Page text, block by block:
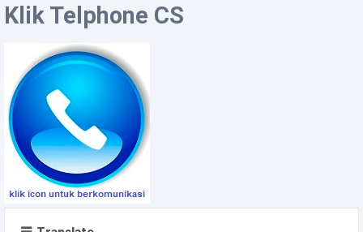
Klik Telphone CS